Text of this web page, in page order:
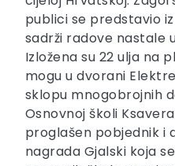
publici se predstavio
sadrži radove nastale
Izložena su 22 ulja na
mogu u dvorani
sklopu mnogobrojnih
Osnovnoj školi
proglašen pobjednik i
nagrada Gjalski koja